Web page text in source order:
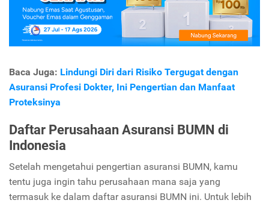
Baca Juga: Lindungi Diri dari Risiko Tergugat dengan
Asuransi Profesi Dokter, Ini Pengertian dan Manfaat
Proteksinya
Daftar Perusahaan Asuransi BUMN di
Indonesia
Setelah mengetahui pengertian asuransi BUMN, kamu
tentu juga ingin tahu perusahaan mana saja yang
termasuk ke dalam daftar asuransi BUMN ini. Untuk lebih